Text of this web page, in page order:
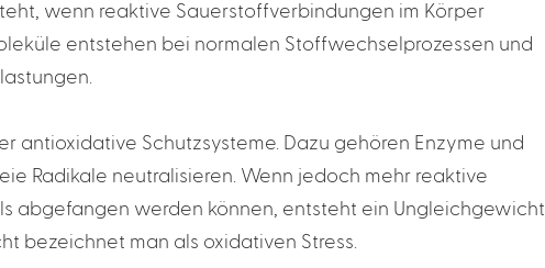
wenn reaktive Sauerstoffverbindungen im Körper
entstehen bei normalen Stoffwechselprozessen und
antioxidative Schutzsysteme. Dazu gehören Enzyme und
Radikale neutralisieren. Wenn jedoch mehr reaktive
abgefangen werden können, entsteht ein Ungleichgewicht.
bezeichnet man als oxidativen Stress.